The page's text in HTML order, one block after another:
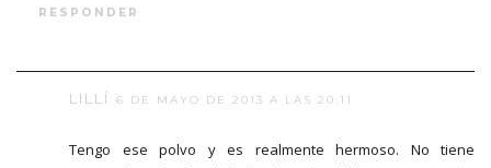
RESPONDER
LILLÍ 6 DE MAYO DE 2013 A LAS 20:11
Tengo ese polvo y es realmente hermoso. No tiene